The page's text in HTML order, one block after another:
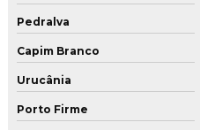
Pedralva
Capim Branco
Urucânia
Porto Firme